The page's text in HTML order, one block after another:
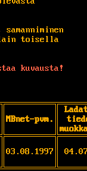
samanniminen
toisella
kuvausta!
MBnet-pvm.
03.08.1997